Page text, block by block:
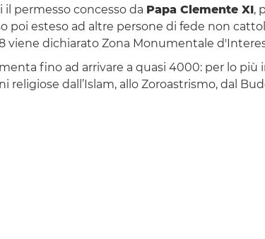
il permesso concesso da Papa Clemente XI,
poi esteso ad altre persone di fede non
viene dichiarato Zona Monumentale
fino ad arrivare a quasi 4000: per lo più
dall’Islam, allo Zoroastrismo, dal